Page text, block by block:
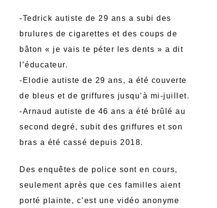
-Tedrick autiste de 29 ans a subi des
brulures de cigarettes et des coups de
bâton « je vais te péter les dents » a dit
l’éducateur.
-Elodie autiste de 29 ans, a été couverte
de bleus et de griffures jusqu’à mi-juillet.
-Arnaud autiste de 46 ans a été brûlé au
second degré, subit des griffures et son
bras a été cassé depuis 2018.
Des enquêtes de police sont en cours,
seulement après que ces familles aient
porté plainte, c’est une vidéo anonyme